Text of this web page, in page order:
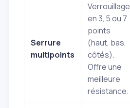
Serrure
multipoints
Verrouillage
en 3, 5 ou 7
points
(haut, bas,
côtés).
Offre une
meilleure
résistance.